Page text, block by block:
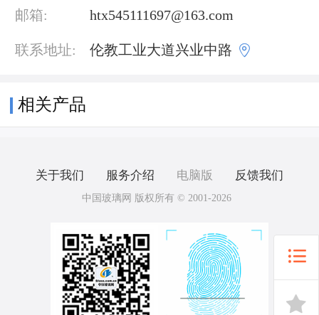
邮箱: htx545111697@163.com
联系地址: 伦教工业大道兴业中路 
相关产品
关于我们 服务介绍 电脑版 反馈我们
中国玻璃网 版权所有 © 2001-2026

